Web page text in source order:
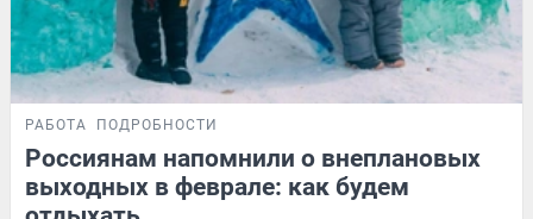
РАБОТА ПОДРОБНОСТИ
Россиянам напомнили о внеплановых
выходных в феврале: как будем